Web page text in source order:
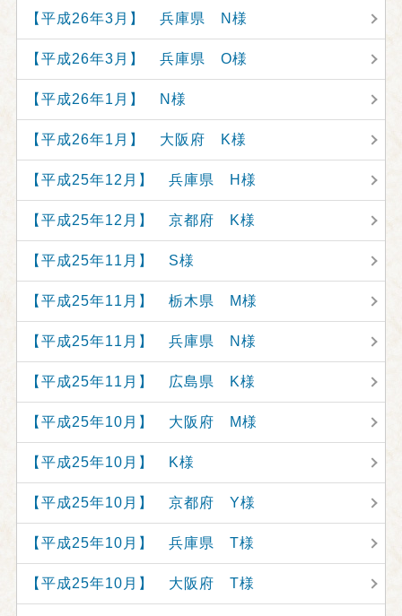
【平成26年3月】 兵庫県 N様
【平成26年3月】 兵庫県 O様
【平成26年1月】 N様
【平成26年1月】 大阪府 K様
【平成25年12月】 兵庫県 H様
【平成25年12月】 京都府 K様
【平成25年11月】 S様
【平成25年11月】 栃木県 M様
【平成25年11月】 兵庫県 N様
【平成25年11月】 広島県 K様
【平成25年10月】 大阪府 M様
【平成25年10月】 K様
【平成25年10月】 京都府 Y様
【平成25年10月】 兵庫県 T様
【平成25年10月】 大阪府 T様